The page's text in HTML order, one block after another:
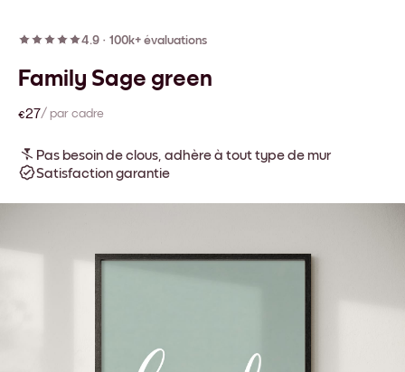
4.9 · 100k+ évaluations
Family Sage green
€27/ par cadre
Pas besoin de clous, adhère à tout type de mur
Satisfaction garantie